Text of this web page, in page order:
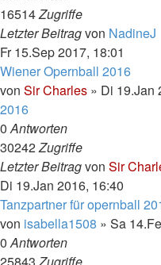
16514Zugriffe
Letzter Beitragvon NadineJ
Fr 15.Sep 2017, 18:01
Wiener Opernball 2016
von Sir Charles » Di 19.Jan
2016
0Antworten
30242Zugriffe
Letzter Beitragvon Sir
Di 19.Jan 2016, 16:40
Tanzpartner für opernball
von isabella1508 » Sa
0Antworten